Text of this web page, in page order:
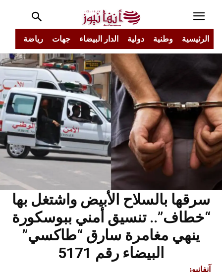
الرئيسية وطنية دولية الدار البيضاء جهات رياضة
سرقها بالسلاح الأبيض واشتغل بها
“خطاف”.. تنسيق أمني ببوسكورة
ينهي مغامرة سارق “طاكسي”
البيضاء رقم 5171
آنفانيوز